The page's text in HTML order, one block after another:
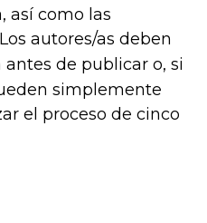
así como las
autores/as deben
antes de publicar o, si
simplemente
el proceso de cinco